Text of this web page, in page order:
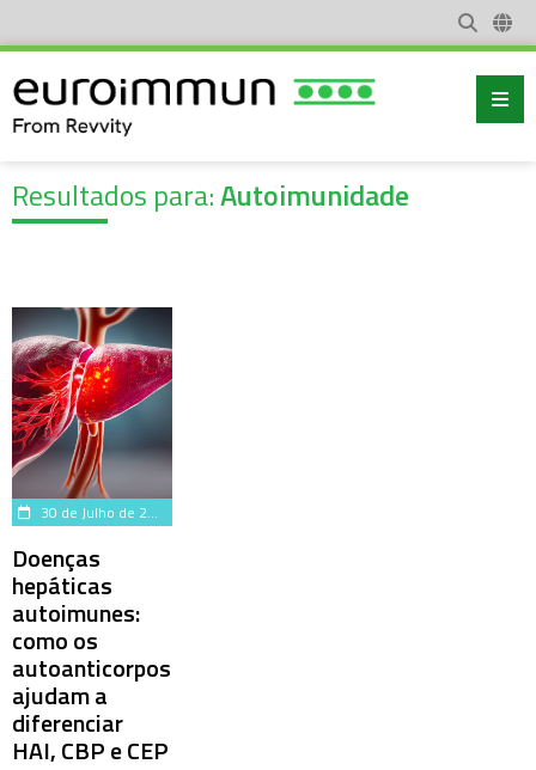
Resultados para:Autoimunidade
30 de Julho de 2026
Doenças
hepáticas
autoimunes:
como os
autoanticorpos
ajudam a
diferenciar
HAI, CBP e CEP